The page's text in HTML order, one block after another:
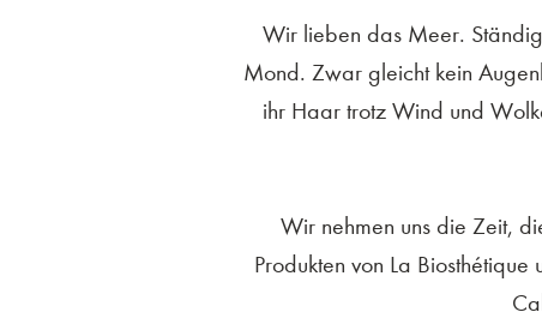
Wir lieben das Meer.
Mond. Zwar gleicht kein
ihr Haar trotz Wind und
Wir nehmen uns die Zeit,
Produkten von La